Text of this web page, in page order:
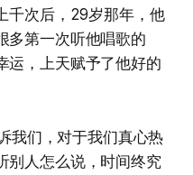
千次后，29岁那年，他
多第一次听他唱歌的
运，上天赋予了他好的
我们，对于我们真心热
别人怎么说，时间终究